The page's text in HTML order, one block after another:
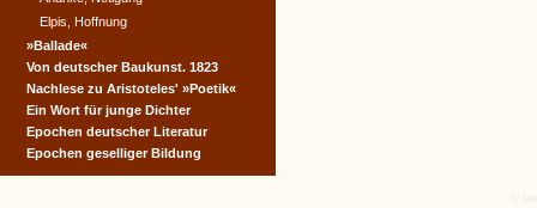
Elpis, Hoffnung
»Ballade«
Von deutscher Baukunst. 1823
Nachlese zu Aristoteles' »Poetik«
Ein Wort für junge Dichter
Epochen deutscher Literatur
Epochen geselliger Bildung